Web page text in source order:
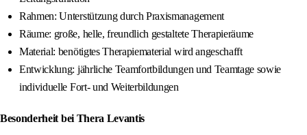
Rahmen: Unterstützung durch Praxismanagement
Räume: große, helle, freundlich gestaltete Therapieräume
Material: benötigtes Therapiematerial wird angeschafft
Entwicklung: jährliche Teamfortbildungen und Teamtage sowie
individuelle Fort- und Weiterbildungen
Besonderheit bei Thera Levantis